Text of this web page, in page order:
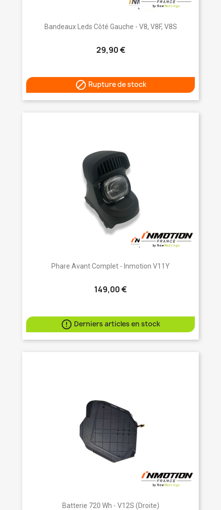
Bandeaux Leds Côté Gauche - V8, V8F, V8S
29,90 €
 Rupture de stock
Phare Avant Complet - Inmotion V11Y
149,00 €
 Derniers articles en stock
Batterie 720 Wh - V12S (droite)